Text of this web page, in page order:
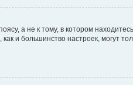
а не к тому, в котором
и большинство настроек, могут